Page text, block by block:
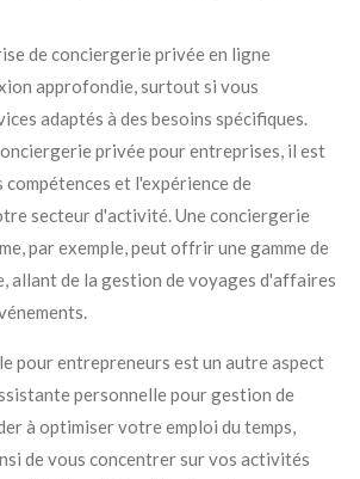
de conciergerie privée en ligne
approfondie, surtout si vous
adaptés à des besoins spécifiques.
privée pour entreprises, il est
compétences et l'expérience de
secteur d'activité. Une conciergerie
par exemple, peut offrir une gamme de
allant de la gestion de voyages d'affaires
pour entrepreneurs est un autre aspect
personnelle pour gestion de
à optimiser votre emploi du temps,
de vous concentrer sur vos activités